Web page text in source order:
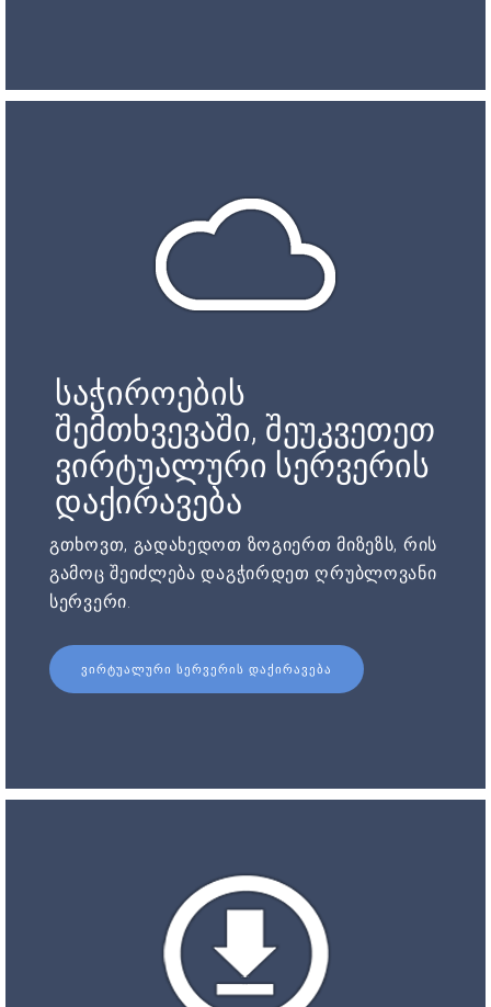
საჭიროების
შემთხვევაში, შეუკვეთეთ
ვირტუალური სერვერის
დაქირავება
გთხოვთ, გადახედოთ ზოგიერთ მიზეზს, რის
გამოც შეიძლება დაგჭირდეთ ღრუბლოვანი
სერვერი.
ᲕᲘᲠᲢᲣᲐᲚᲣᲠᲘ ᲡᲔᲠᲕᲔᲠᲘᲡ ᲓᲐᲥᲘᲠᲐᲕᲔᲑᲐ